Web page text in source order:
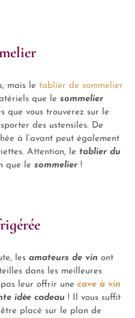
mais le tablier de sommelier
que le sommelier
que vous trouverez sur le
des ustensiles. De
à l’avant peut également
Attention, le tablier du
que le sommelier !
les amateurs de vin ont
dans les meilleures
leur offrir une cave à vin
idée cadeau ! Il vous suffit
placé sur le plan de